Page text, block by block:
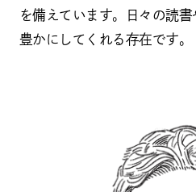
を備えています。日々の読
豊かにしてくれる存在です。